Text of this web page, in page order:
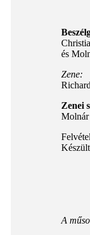
és
Zene:
Zenei
A